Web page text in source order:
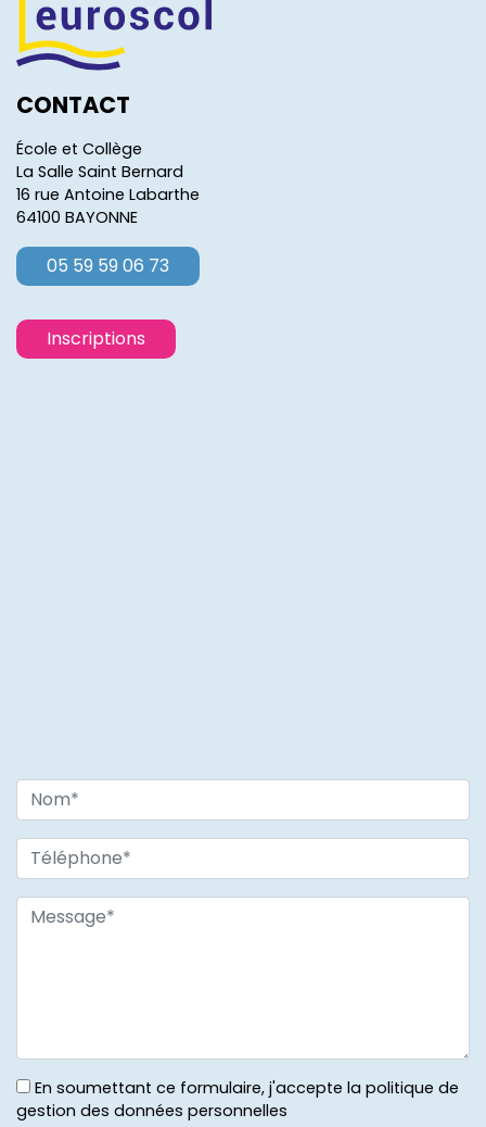
CONTACT
École et Collège
La Salle Saint Bernard
16 rue Antoine Labarthe
64100 BAYONNE
05 59 59 06 73
Inscriptions
En soumettant ce formulaire, j'accepte la politique de
gestion des données personnelles